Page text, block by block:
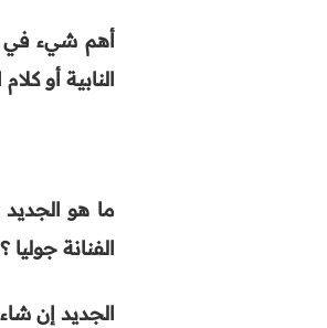
أهم شيء في
النابية أو
ما هو
الفنانة جوليا ؟
الجديد إن